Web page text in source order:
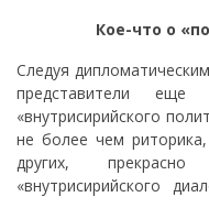
Кое-что о
Следуя
представители еще
«внутрисирийского
не более чем
других,
«внутрисирийского